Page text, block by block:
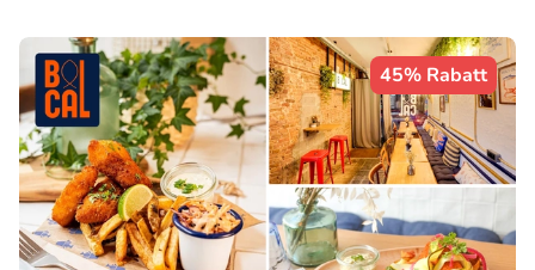
45% Rabatt